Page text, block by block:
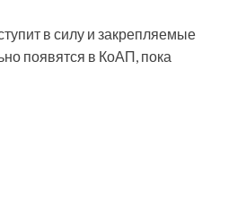
в силу и закрепляемые
появятся в КоАП, пока